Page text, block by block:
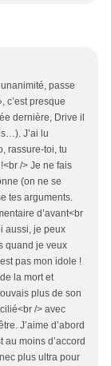
passe
c’est presque
dernière, Drive il
J’ai lu
rassure-toi, tu
/> Je ne fais
(on ne se
tes arguments.
d’avant<br
aussi, je peux
quand je veux
pas mon idole !
la mort et
plus de son
/> avec
J’aime d’abord
au moins d’accord
plus ultra pour